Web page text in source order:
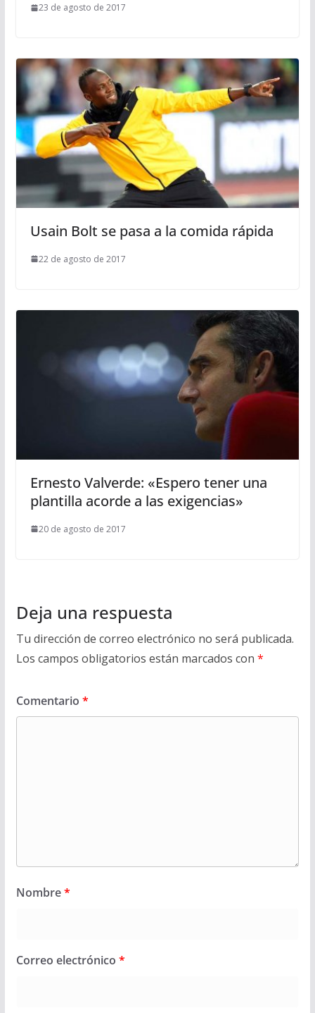
23 de agosto de 2017
Usain Bolt se pasa a la comida rápida
22 de agosto de 2017
Ernesto Valverde: «Espero tener una
plantilla acorde a las exigencias»
20 de agosto de 2017
Deja una respuesta
Tu dirección de correo electrónico no será publicada.
Los campos obligatorios están marcados con *
Comentario *
Nombre*
Correo electrónico *